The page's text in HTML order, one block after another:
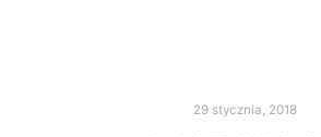
29 stycznia, 2018